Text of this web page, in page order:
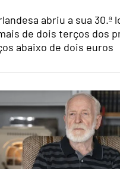
abriu a sua 30.ª
de dois terços dos
abaixo de dois euros